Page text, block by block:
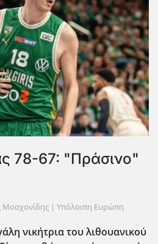
78-67: "Πράσινο"
Μοσχονίδης | Υπόλοιπη Ευρώπη
νικήτρια του λιθουανικού